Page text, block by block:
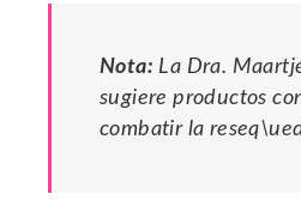
Nota: La Dra.
sugiere productos
combatir la